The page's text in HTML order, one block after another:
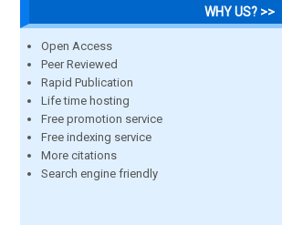
WHY US? >>
Open Access
Peer Reviewed
Rapid Publication
Life time hosting
Free promotion service
Free indexing service
More citations
Search engine friendly